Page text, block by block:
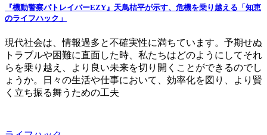
『機動警察パトレイバーEZY』天鳥桔平が示す、危機を乗り越える「知恵
のライフハック」
現代社会は、情報過多と不確実性に満ちています。予期せぬ
トラブルや困難に直面した時、私たちはどのようにしてそれ
らを乗り越え、より良い未来を切り開くことができるのでし
ょうか。日々の生活や仕事において、効率化を図り、より賢
く立ち振る舞うための工夫